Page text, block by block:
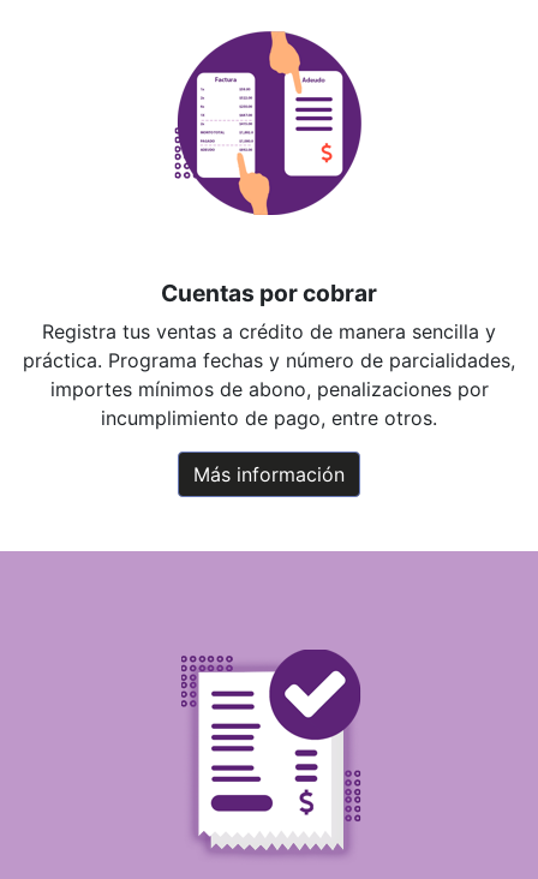
Cuentas por cobrar
Registra tus ventas a crédito de manera sencilla y
práctica. Programa fechas y número de parcialidades,
importes mínimos de abono, penalizaciones por
incumplimiento de pago, entre otros.
Más información